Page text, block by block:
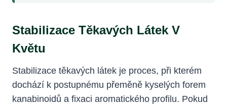
Stabilizace Těkavých Látek V
Květu
Stabilizace těkavých látek je proces, při kterém
dochází k postupnému přeměně kyselých forem
kanabinoidů a fixaci aromatického profilu. Pokud